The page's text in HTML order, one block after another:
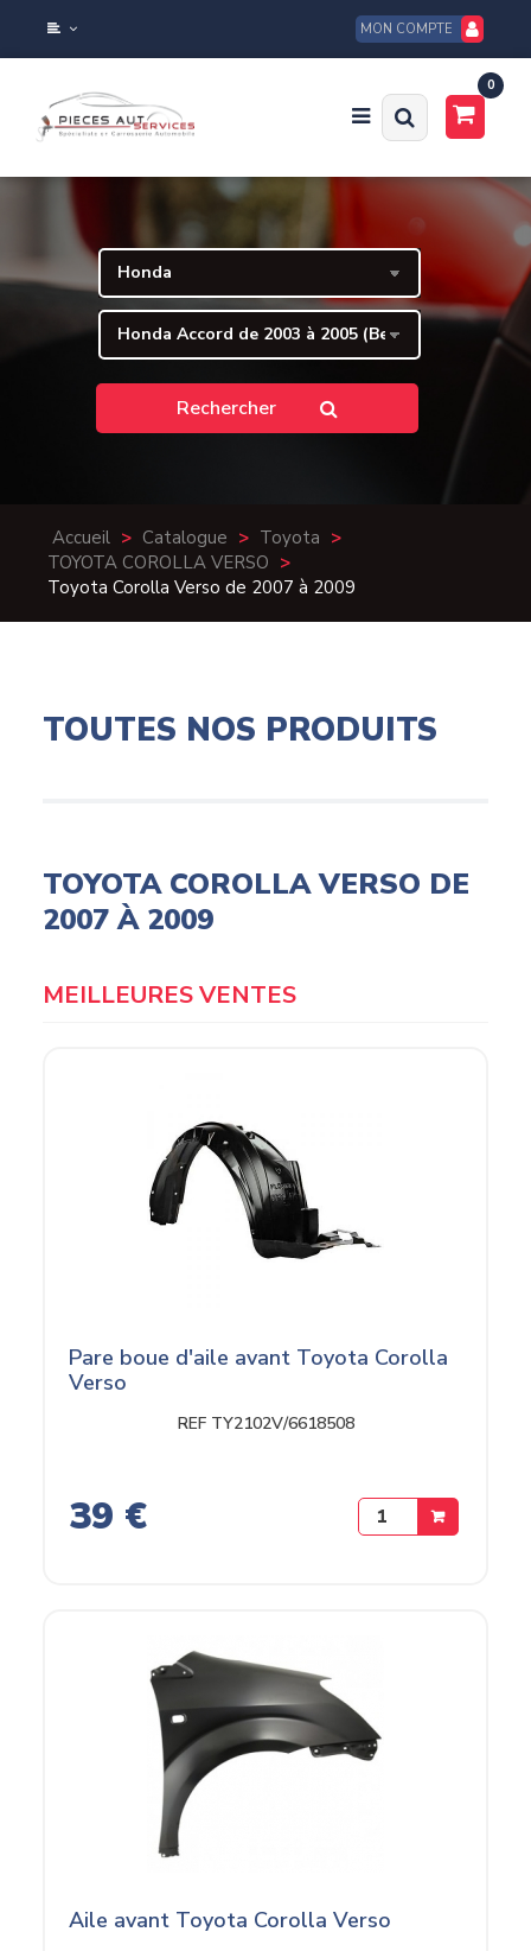
MON COMPTE
0
Accueil > Catalogue > Toyota >
TOYOTA COROLLA VERSO >
Toyota Corolla Verso de 2007 à 2009
TOUTES NOS PRODUITS
TOYOTA COROLLA VERSO DE
2007 À 2009
MEILLEURES VENTES
Pare boue d'aile avant Toyota Corolla
Verso
REF TY2102V/6618508
39 €
Aile avant Toyota Corolla Verso